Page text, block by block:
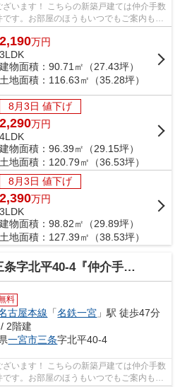
います！ こちらの新築戸建ては仲介手数
す。お部屋のほうもいつでもご案内もさ
せ下...
2,190万円
3LDK
建物面積：90.71㎡（27.43坪）
土地面積：116.63㎡（35.28坪）
8月3日 値下げ
2,290万円
4LDK
建物面積：96.39㎡（29.15坪）
土地面積：120.79㎡（36.53坪）
8月3日 値下げ
2,390万円
3LDK
建物面積：98.82㎡（29.89坪）
土地面積：127.39㎡（38.53坪）
40-4『仲介手数料無料』2号棟｜新築戸建て
料
古屋本線 「名鉄一宮 」駅 徒歩47分
2階建
一宮市三条字北平40-4
います！ こちらの新築戸建ては仲介手数
す。お部屋のほうもいつでもご案内もさ